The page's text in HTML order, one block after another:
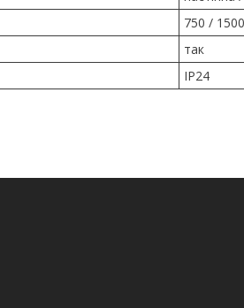
750 /
так
ІР24